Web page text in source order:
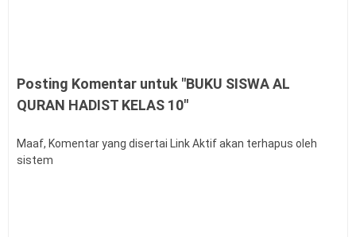
Posting Komentar untuk "BUKU SISWA AL
QURAN HADIST KELAS 10"
Maaf, Komentar yang disertai Link Aktif akan terhapus oleh
sistem